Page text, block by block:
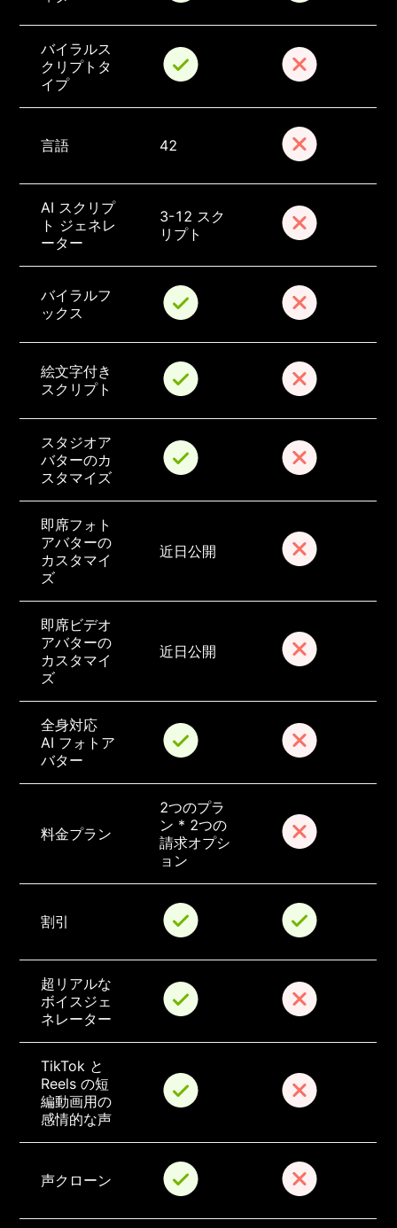
バイラルス
クリプトタ
イプ
言語 42
AI スクリプ
ト ジェネレ
ーター
3-12 スク
リプト
バイラルフ
ックス
絵文字付き
スクリプト
スタジオア
バターのカ
スタマイズ
即席フォト
アバターの
カスタマイ
ズ
近日公開
即席ビデオ
アバターの
カスタマイ
ズ
近日公開
全身対応
AI フォトア
バター
料金プラン
2つのプラ
ン * 2つの
請求オプシ
ョン
割引
超リアルな
ボイスジェ
ネレーター
TikTok と
Reels の短
編動画用の
感情的な声
声クローン